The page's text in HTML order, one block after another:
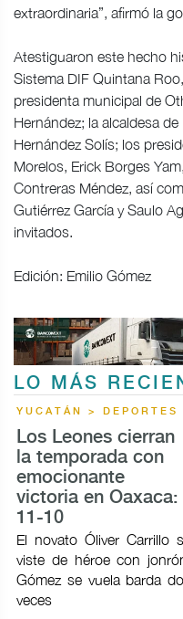
extraordinaria”, afirmó la
Atestiguaron este hecho
Sistema DIF Quintana
presidenta municipal de
Hernández; la alcaldesa
Hernández Solís; los
Morelos, Erick Borges
Contreras Méndez, así
Gutiérrez García y Saulo
invitados.
Edición: Emilio Gómez
LO MÁS
YUCATÁN > DEPORTES
Los Leones cierran
la temporada con
emocionante
victoria en Oaxaca:
11-10
El novato Óliver Carrillo
viste de héroe con
Gómez se vuela barda
veces